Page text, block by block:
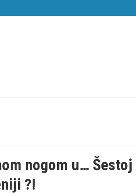
nogom u… Šestoj
?!